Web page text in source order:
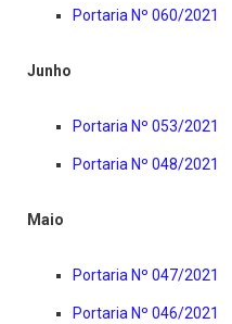
Portaria Nº 060/2021
Junho
Portaria Nº 053/2021
Portaria Nº 048/2021
Maio
Portaria Nº 047/2021
Portaria Nº 046/2021